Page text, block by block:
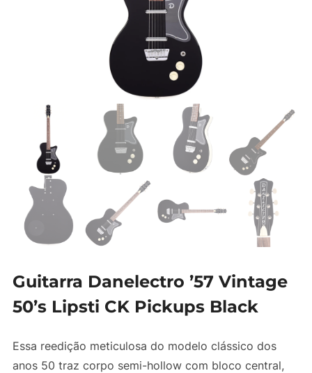
Guitarra Danelectro ’57 Vintage
50’s Lipsti CK Pickups Black
Essa reedição meticulosa do modelo clássico dos
anos 50 traz corpo semi-hollow com bloco central,